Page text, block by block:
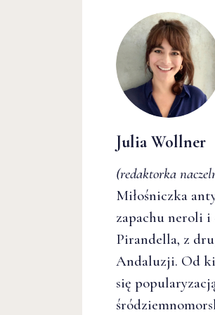
Julia Wollner
(redaktorka
Miłośniczka
zapachu neroli
Pirandella, z
Andaluzji. Od
się